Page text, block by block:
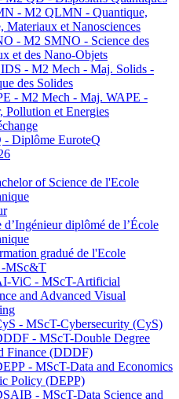
- M2 QLMN - Quantique,
Materiaux et Nanosciences
- M2 SMNO - Science des
et des Nano-Objets
- M2 Mech - Maj. Solids -
des Solides
- M2 Mech - Maj. WAPE -
Pollution et Energies
- Diplôme EuroteQ
of Science de l'Ecole
diplômé de l’École
gradué de l'Ecole
-MSc&T
ViC - MScT-Artificial
and Advanced Visual
- MScT-Cybersecurity (CyS)
- MScT-Double Degree
Finance (DDDF)
- MScT-Data and Economics
Policy (DEPP)
- MScT-Data Science and